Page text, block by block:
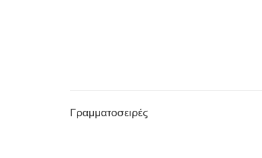
Γραμματοσειρές